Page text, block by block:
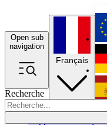
Open sub
navigation
Recherche
Français